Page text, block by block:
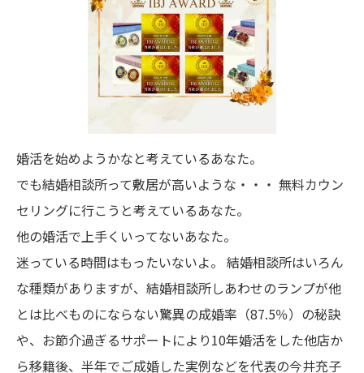
婚活を始めようかなと考えているあなた。
でも結婚相談所って敷居が高いような・・・ 無料カウン
セリングに行こうと考えているあなた。
他の婚活で上手くいってないあなた。
迷っている時間はもったいないよ。 結婚相談所はいろん
な種類がありますが、結婚相談所しあわせのランプが他
とは比べものにならない驚異の成婚率（87.5％）の秘訣
や、お節介過ぎるサポートにより10年婚活をした他店か
ら移籍後、半年でご成婚した実例などを代表の今井充子